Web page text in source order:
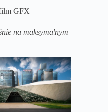
GFX
na maksymalnym